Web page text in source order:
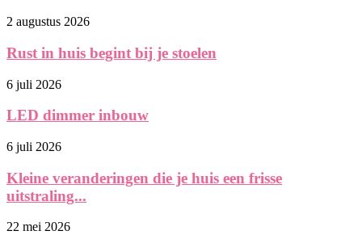
2 augustus 2026
Rust in huis begint bij je stoelen
6 juli 2026
LED dimmer inbouw
6 juli 2026
Kleine veranderingen die je huis een frisse
uitstraling...
22 mei 2026